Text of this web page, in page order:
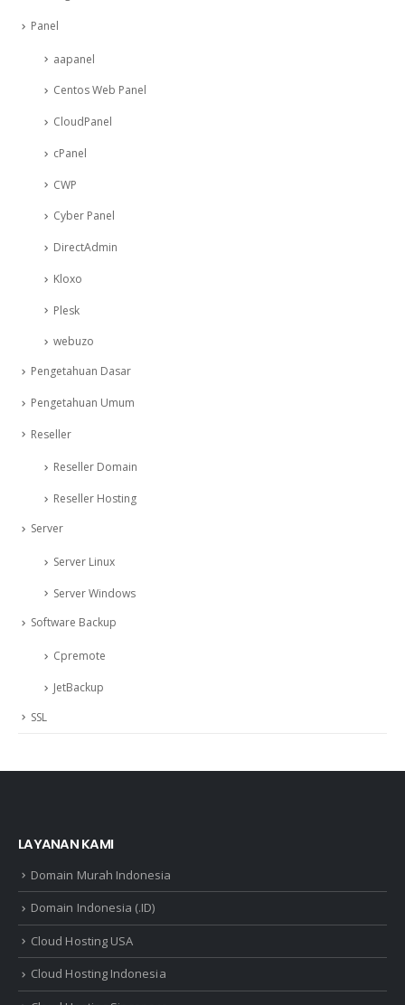
Panel
aapanel
Centos Web Panel
CloudPanel
cPanel
CWP
Cyber Panel
DirectAdmin
Kloxo
Plesk
webuzo
Pengetahuan Dasar
Pengetahuan Umum
Reseller
Reseller Domain
Reseller Hosting
Server
Server Linux
Server Windows
Software Backup
Cpremote
JetBackup
SSL
LAYANAN KAMI
Domain Murah Indonesia
Domain Indonesia (.ID)
Cloud Hosting USA
Cloud Hosting Indonesia